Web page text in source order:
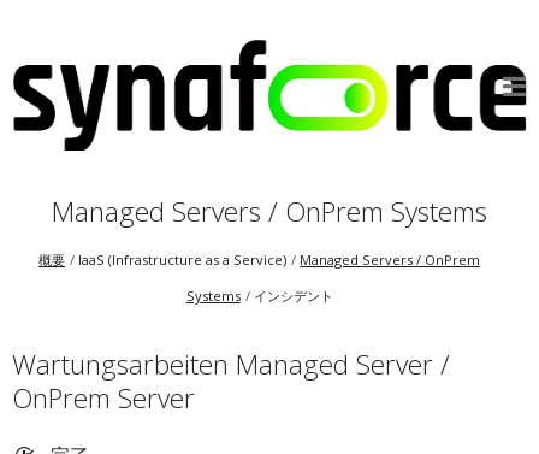
Managed Servers / OnPrem Systems
概要 IaaS (Infrastructure as a Service)
Managed Servers / OnPrem
Systems
インシデント
Wartungsarbeiten Managed Server /
OnPrem Server